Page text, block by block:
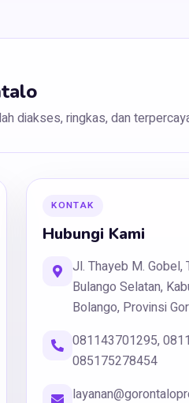
diakses, ringkas, dan
KONTAK
Hubungi Kami
Jl. Thayeb M. Gobel,
Bulango Selatan,
Bolango, Provinsi
081143701295,
085175278454